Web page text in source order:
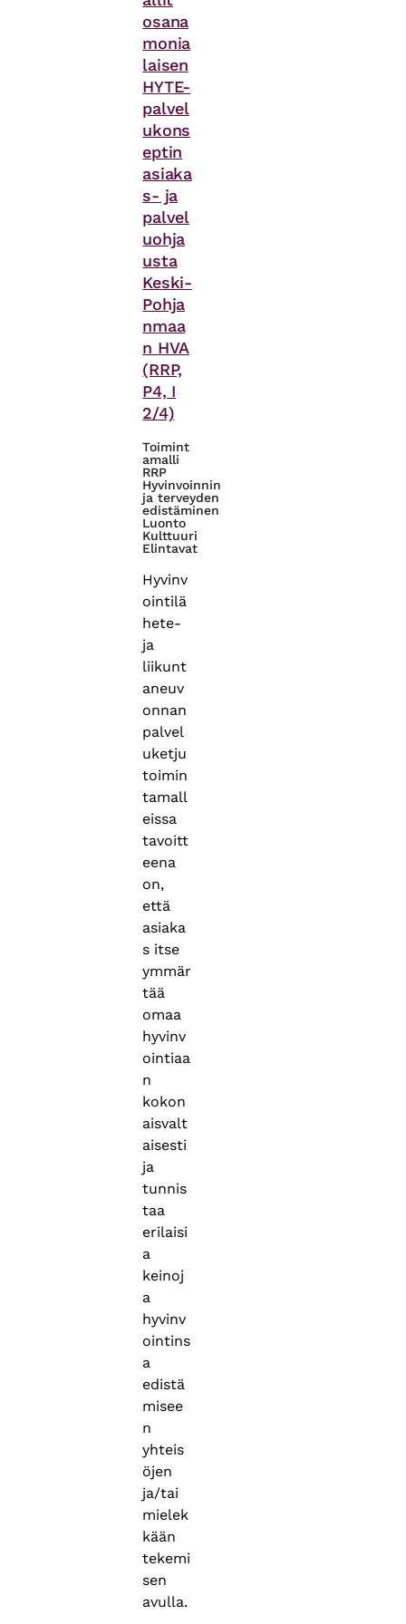
osana
monia
laisen
HYTE-
palvel
ukons
eptin
asiaka
s- ja
palvel
uohja
usta
Keski-
Pohja
nmaa
n HVA
(RRP,
P4, I
2/4)
Toimint
amalli
RRP
Hyvinvoinnin
ja terveyden
edistäminen
Luonto
Kulttuuri
Elintavat
Hyvinv
ointilä
hete-
ja
liikunt
aneuv
onnan
palvel
uketju
toimin
tamall
eissa
tavoitt
eena
on,
että
asiaka
s itse
ymmär
tää
omaa
hyvinv
ointiaa
n
kokon
aisvalt
aisesti
ja
tunnis
taa
erilaisi
a
keinoj
a
hyvinv
ointins
a
edistä
misee
n
yhteis
öjen
ja/tai
mielek
kään
tekemi
sen
avulla.